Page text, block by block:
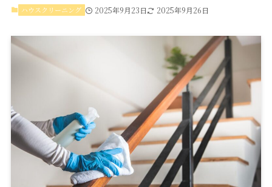
ハウスクリーニング 2025年9月23日 2025年9月26日